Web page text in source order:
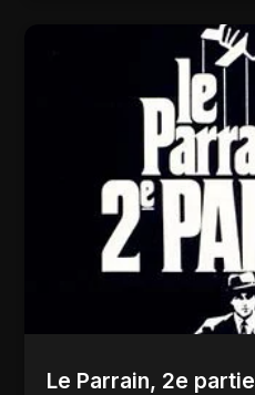
Le Parrain, 2e partie